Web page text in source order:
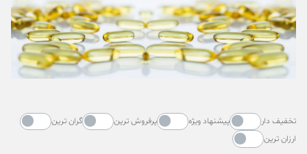
تخفیف دار پیشنهاد ویژه پرفروش ترین
گران ترین
ارزان ترین